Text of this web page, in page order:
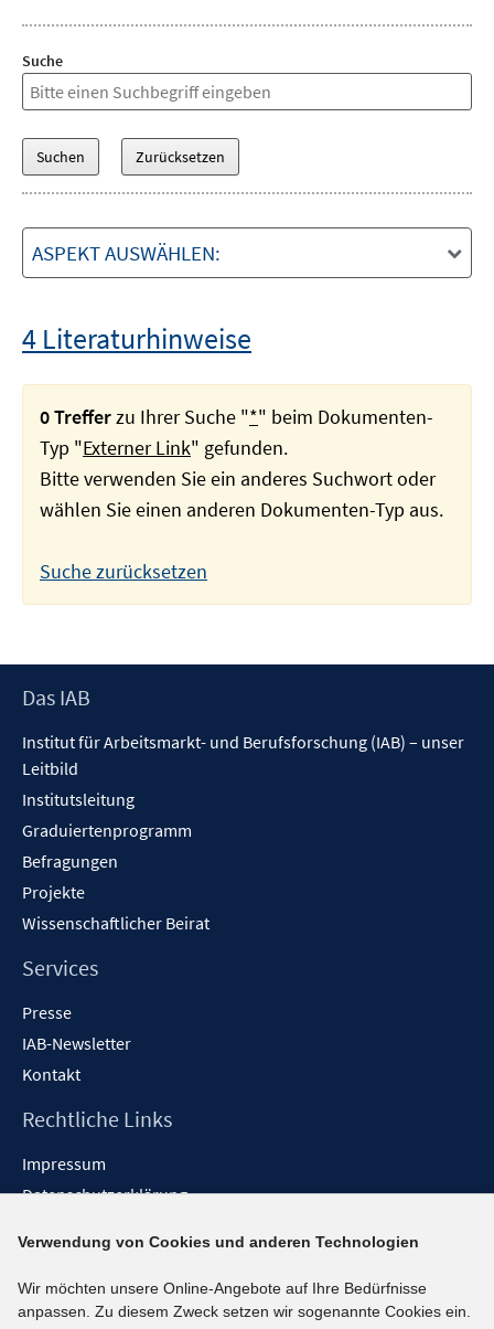
Suche
ASPEKT AUSWÄHLEN:
4 Literaturhinweise
0 Trefferzu Ihrer Suche "*" beim Dokumenten-
Typ "Externer Link" gefunden.
Bitte verwenden Sie ein anderes Suchwort oder
wählen Sie einen anderen Dokumenten-Typ aus.
Suche zurücksetzen
Footer
Das IAB
Institut für Arbeitsmarkt- und Berufsforschung (IAB) – unser
Leitbild
Institutsleitung
Graduiertenprogramm
Befragungen
Projekte
Wissenschaftlicher Beirat
Services
Presse
IAB-Newsletter
Kontakt
Rechtliche Links
Impressum
Datenschutzerklärung
Barrieren melden
Social-Media-Kanäle
Verwendung von Cookies und anderen Technologien
Wir möchten unsere Online-Angebote auf Ihre Bedürfnisse
anpassen. Zu diesem Zweck setzen wir sogenannte Cookies ein.